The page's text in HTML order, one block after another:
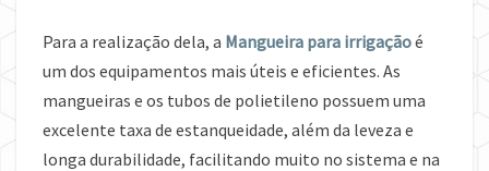
Para a realização dela, a Mangueira para irrigaçãoé
um dos equipamentos mais úteis e eficientes. As
mangueiras e os tubos de polietileno possuem uma
excelente taxa de estanqueidade, além da leveza e
longa durabilidade, facilitando muito no sistema e na